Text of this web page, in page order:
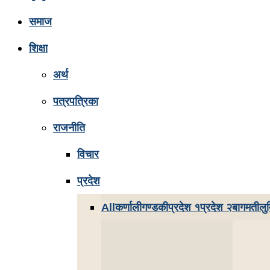
समाज
शिक्षा
अर्थ
पत्रपत्रिका
राजनीति
विचार
प्रदेश
Allकर्णालीगण्डकीप्रदेश १प्रदेश २बागमती